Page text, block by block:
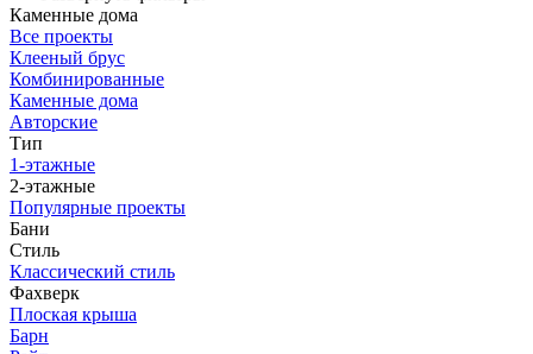
Каменные дома
Все проекты
Клееный брус
Комбинированные
Каменные дома
Авторские
Тип
1-этажные
2-этажные
Популярные проекты
Бани
Стиль
Классический стиль
Фахверк
Плоская крыша
Барн